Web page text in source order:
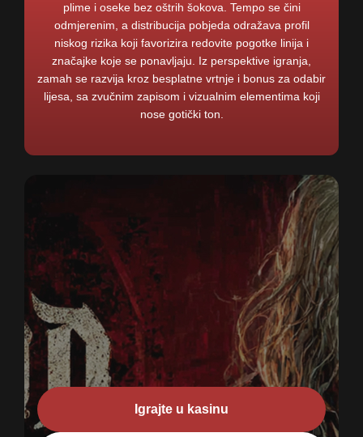
plime i oseke bez oštrih šokova. Tempo se čini
odmjerenim, a distribucija pobjeda odražava profil
niskog rizika koji favorizira redovite pogotke linija i
značajke koje se ponavljaju. Iz perspektive igranja,
zamah se razvija kroz besplatne vrtnje i bonus za odabir
lijesa, sa zvučnim zapisom i vizualnim elementima koji
nose gotički ton.
Igrajte u kasinu